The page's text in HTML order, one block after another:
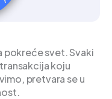
pokreće svet. Svaki
koju
pretvara se u